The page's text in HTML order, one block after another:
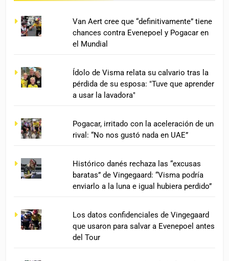
Van Aert cree que “definitivamente” tiene
chances contra Evenepoel y Pogacar en
el Mundial
Ídolo de Visma relata su calvario tras la
pérdida de su esposa: "Tuve que aprender
a usar la lavadora"
Pogacar, irritado con la aceleración de un
rival: “No nos gustó nada en UAE”
Histórico danés rechaza las “excusas
baratas” de Vingegaard: “Visma podría
enviarlo a la luna e igual hubiera perdido”
Los datos confidenciales de Vingegaard
que usaron para salvar a Evenepoel antes
del Tour